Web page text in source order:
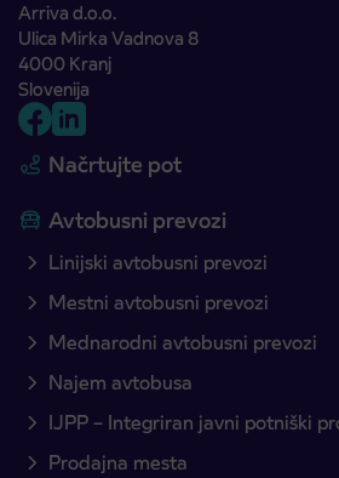
Arriva d.o.o.
Ulica Mirka Vadnova 8
4000 Kranj
Slovenija
Načrtujte pot
Avtobusni prevozi
Linijski avtobusni prevozi
Mestni avtobusni prevozi
Mednarodni avtobusni prevozi
Najem avtobusa
IJPP – Integriran javni potniški
Prodajna mesta